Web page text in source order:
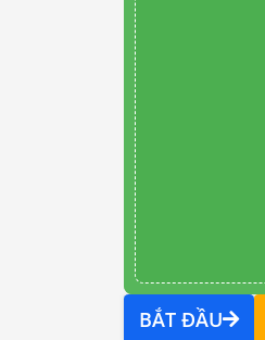
BẮT ĐẦU